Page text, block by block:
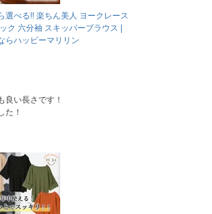
選べる!! 楽ちん美人 ヨークレース
ク 六分袖 スキッパーブラウス |
らハッピーマリリン
良い長さです！
た！